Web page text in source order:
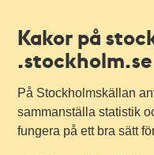
Kakor på
.stockholm.se
På Stockholmskällan
sammanställa statistik
fungera på ett bra sätt